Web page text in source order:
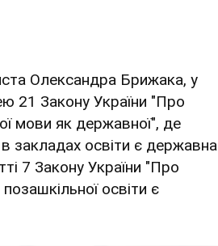
Олександра Брижака, у
21 Закону України "Про
мови як державної", де
закладах освіти є державна
7 Закону України "Про
освіти є